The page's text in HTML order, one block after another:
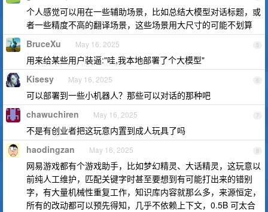
个人感觉可以用在一些辅助场景，比如总结大模型对话标题，或
者一些精度不高的翻译场景，这些场景用大尺寸的可能不划算
5
BruceXu May 16, 2025
用来给某些用户装逼:"哇,我本地部署了个大模型"
6
Kisesy May 16, 2025
可以部署到一些小机器人？那些可以对话的那种吧
7
chawuchiren May 16, 2025
不是有创业者把这玩意内置到成人玩具了吗
8
haodingzan May 16, 2025
网易游戏都有个游戏助手，比如梦幻精灵、大话精灵，这玩意以
前纯人工维护，匹配关键字时甚至要想到有可能打出来的错别
字，有大量机械性重复工作，知识库内容就那么多，来源恒定，
所有的改动都可以预先得知，几乎不依赖上下文，0.5B 可太合